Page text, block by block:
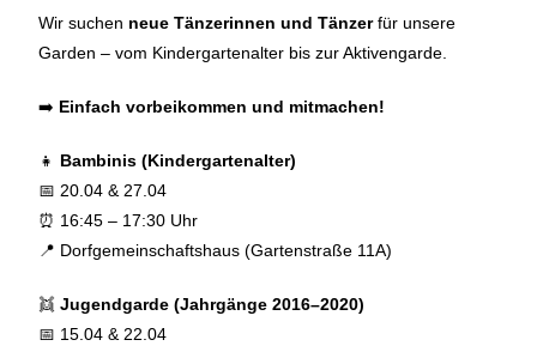
Wirsuchen neueTänzerinnenundTänzer fürunsere
Garden –vom Kindergartenalter biszurAktivengarde.
➡️ Einfachvorbeikommenund mitmachen!
👧 Bambinis (Kindergartenalter)
📅 20.04 & 27.04
⏰ 16:45 – 17:30 Uhr
📍 Dorfgemeinschaftshaus (Gartenstraße 11A)
👯Jugendgarde (Jahrgänge2016–2020)
📅 15.04 & 22.04